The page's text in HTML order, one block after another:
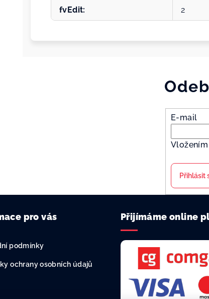
fvEdit: 2
E-mail
Přihlásit
pro vás
podmínky
ochrany osobních údajů
Přijímáme online